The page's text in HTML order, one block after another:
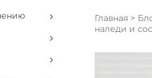
Главная >
наледи и